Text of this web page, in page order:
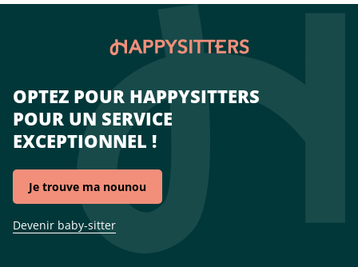
OPTEZ POUR HAPPYSITTERS
POUR UN SERVICE
EXCEPTIONNEL !
Je trouve ma nounou
Devenir baby-sitter